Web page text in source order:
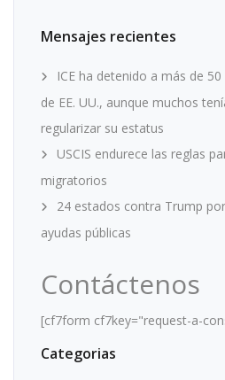
Mensajes recientes
ICE ha detenido a más de
de EE. UU., aunque muchos
regularizar su estatus
USCIS endurece las reglas
migratorios
24 estados contra Trump
ayudas públicas
Contáctenos
[cf7form cf7key="request-a-
Categorias